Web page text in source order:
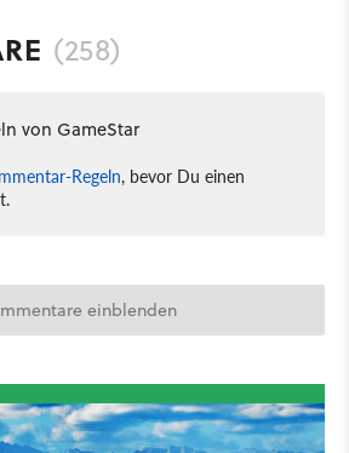
(258)
von GameStar
Regeln, bevor Du einen
einblenden